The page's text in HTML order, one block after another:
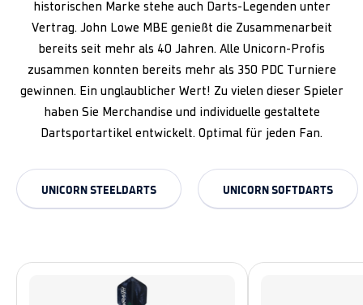
historischen Marke stehe auch Darts-Legenden unter
Vertrag. John Lowe MBE genießt die Zusammenarbeit
bereits seit mehr als 40 Jahren. Alle Unicorn-Profis
zusammen konnten bereits mehr als 350 PDC Turniere
gewinnen. Ein unglaublicher Wert! Zu vielen dieser Spieler
haben Sie Merchandise und individuelle gestaltete
Dartsportartikel entwickelt. Optimal für jeden Fan.
UNICORN STEELDARTS UNICORN SOFTDARTS